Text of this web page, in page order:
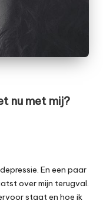
nu met mij?
depressie. En een paar
over mijn terugval.
staat en hoe ik